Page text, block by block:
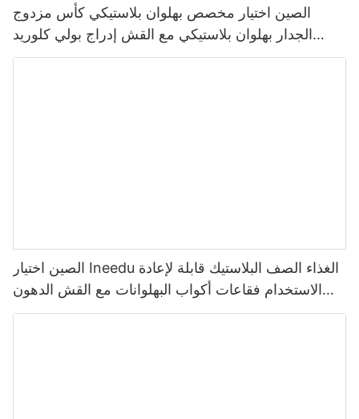
الصين اختيار مخصص بهلوان بلاستيكي كأس مزدوج
الجدار بهلوان بلاستيكي مع القش إدراج بولي كلوريد
الفينيل فيلم إدراج ورقة
الصين اختيار Ineedu الغذاء الصف البلاستيك قابلة لإعادة
الاستخدام فقاعات أكواب البهلوانات مع القش الدهون
14mm